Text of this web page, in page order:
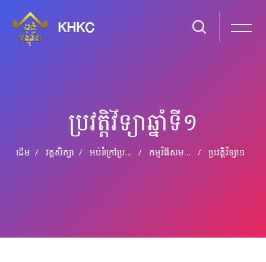
KHKC
ប្រវត្តិវិទ្យា​ឆ្នាំ​ទី​១
ដើម វគ្គសិក្សា អប់រំ​ក្រៅ​ប្រព័ន្ធ និង​​អប់រំ​មិន​ផ្លូវ​ការ កម្មវិធី​សមមូល​មធ្យម​សិក្សា​បឋមភូមិ​អប់រំ​ក្រៅ​ប្រព័ន្ធ​ ឆ្នាំ​សិក្សា​ទី​១ ប្រវត្តិវិទ្យា​១